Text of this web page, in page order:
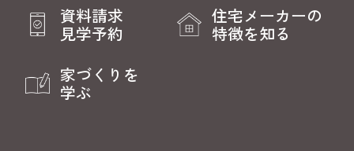
資料請求
見学予約
住宅メーカーの
特徴を知る
家づくりを
学ぶ